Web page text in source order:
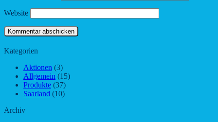
Website
Kategorien
Aktionen (3)
Allgemein (15)
Produkte (37)
Saarland (10)
Archiv